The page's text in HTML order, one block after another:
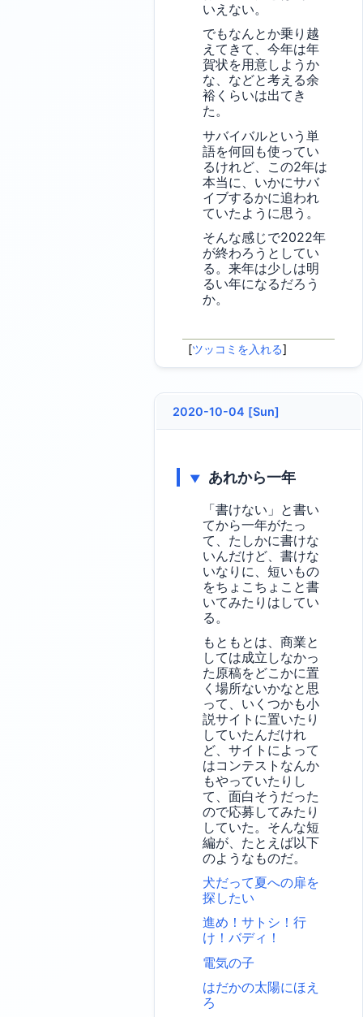
いえない。
でもなんとか乗り越
えてきて、今年は年
賀状を用意しようか
な、などと考える余
裕くらいは出てき
た。
サバイバルという単
語を何回も使ってい
るけれど、この2年は
本当に、いかにサバ
イブするかに追われ
ていたように思う。
そんな感じで2022年
が終わろうとしてい
る。来年は少しは明
るい年になるだろう
か。
[ツッコミを入れる]
2020-10-04 [Sun]
▼ あれから一年
「書けない」と書い
てから一年がたっ
て、たしかに書けな
いんだけど、書けな
いなりに、短いもの
をちょこちょこと書
いてみたりはしてい
る。
もともとは、商業と
しては成立しなかっ
た原稿をどこかに置
く場所ないかなと思
って、いくつかも小
説サイトに置いたり
していたんだけれ
ど、サイトによって
はコンテストなんか
もやっていたりし
て、面白そうだった
ので応募してみたり
していた。そんな短
編が、たとえば以下
のようなものだ。
犬だって夏への扉を
探したい
進め！サトシ！行
け！バディ！
電気の子
はだかの太陽にほえ
ろ